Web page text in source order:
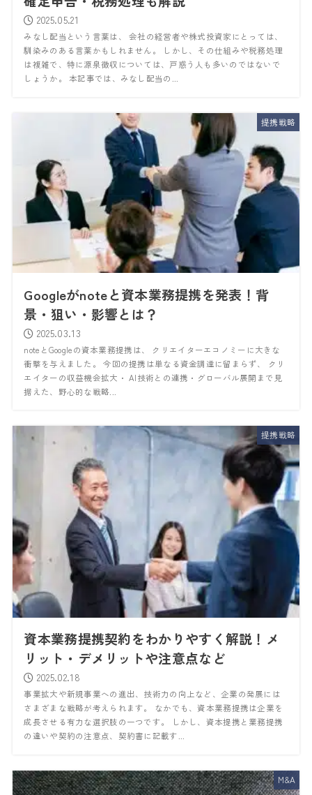
2025.05.21
みなし配当という言葉は、 会社の経営者や株式投資家にとっては、
馴染みのある言葉かもしれません。 しかし、その仕組みや税務処理
は複雑で、特に源泉徴収については、戸惑う人も多いのではないで
しょうか。 本記事では、みなし配当の...
提携戦略
Googleがnoteと資本業務提携を発表！背
景・狙い・影響とは？
2025.03.13
noteとGoogleの資本業務提携は、 クリエイターエコノミーに大きな
衝撃を与えました。 今回の提携は単なる資金調達に留まらず、 クリ
エイターの収益機会拡大・ AI技術との連携・グローバル展開まで見
据えた、野心的な戦略...
提携戦略
資本業務提携契約をわかりやすく解説！メ
リット・デメリットや注意点など
2025.02.18
事業拡大や新規事業への進出、技術力の向上など、企業の発展には
さまざまな戦略が考えられます。 なかでも、資本業務提携は企業を
成長させる有力な選択肢の一つです。 しかし、資本提携と業務提携
の違いや契約の注意点、契約書に記載す...
M&A